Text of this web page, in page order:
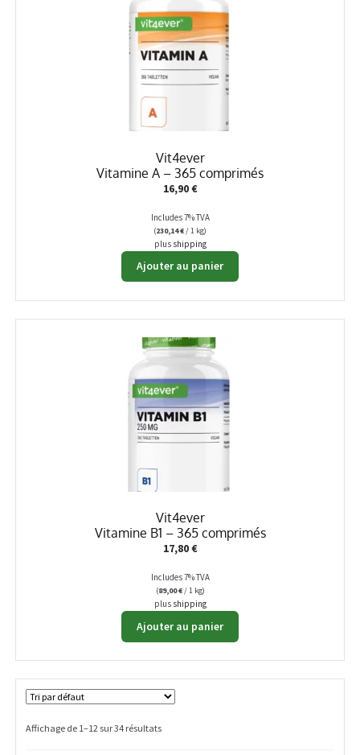
Vit4ever
Vitamine A – 365 comprimés
16,90€
Includes 7% TVA
(230,14€ / 1 kg)
plus shipping
Ajouter au panier
Vit4ever
Vitamine B1 – 365 comprimés
17,80€
Includes 7% TVA
(89,00€/ 1 kg)
plus shipping
Ajouter au panier
Affichage de 1–12 sur 34 résultats